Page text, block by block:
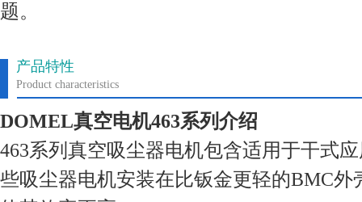
题。
产品特性
Product characteristics
DOMEL真空电机463系列介绍
463系列真空吸尘器电机包含适用于干式
些吸尘器电机安装在比钣金更轻的BMC外